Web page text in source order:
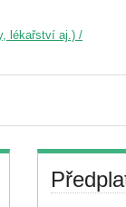
lékařství aj.) /